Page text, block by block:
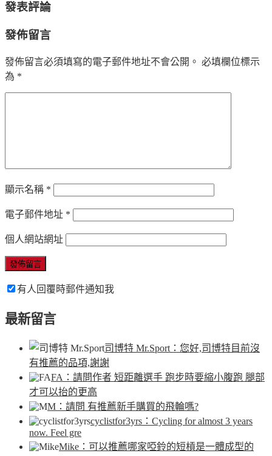
發表評論
發佈留言
發佈留言必須填寫的電子郵件地址不會公開。 必填欄位標示
為 *
顯示名稱 *
電子郵件地址 *
個人網站網址
有人回覆時郵件通知我
最新留言
司博特 Mr.Sport ：您好,司博特目前沒
有推薦的品項,謝謝
FA ：請問作者 短距離選手 跑步時要縮小腹跑 腿部
才可以抬的更高
M ：請問 有推薦新手購買的飛輪嗎?
cyclistfor3yrs ：Cycling for almost 3 years
now. Feel gre
Mike ：可以推薦哪家啞鈴的短槓是一體成型的